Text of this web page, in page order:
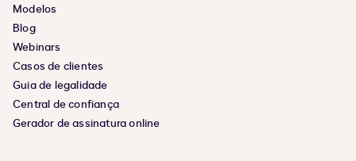
Modelos
Blog
Webinars
Casos de clientes
Guia de legalidade
Central de confiança
Gerador de assinatura online